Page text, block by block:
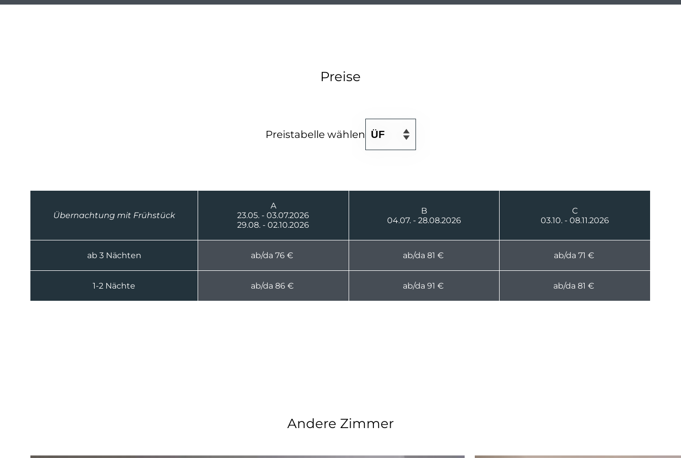
Preise
Preistabelle wählen
Übernachtung mit Frühstück
A
23.05. - 03.07.2026
29.08. - 02.10.2026
B
04.07. - 28.08.2026
C
03.10. - 08.11.2026
ab 3 Nächten ab/da 76 € ab/da 81 € ab/da 71 €
1-2 Nächte ab/da 86 € ab/da 91 € ab/da 81 €
Andere Zimmer